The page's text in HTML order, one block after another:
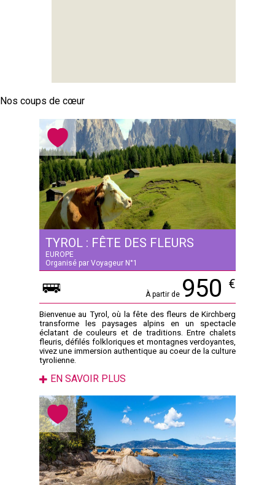
Nos coups de cœur
TYROL : FÊTE DES FLEURS
EUROPE
Organisé par Voyageur N°1
À partir de 950 €
Bienvenue au Tyrol, où la fête des fleurs de Kirchberg
transforme les paysages alpins en un spectacle
éclatant de couleurs et de traditions. Entre chalets
fleuris, défilés folkloriques et montagnes verdoyantes,
vivez une immersion authentique au coeur de la culture
tyrolienne.
EN SAVOIR PLUS